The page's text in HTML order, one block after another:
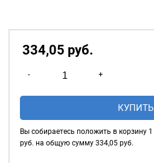
334,05 руб.
-
товара
Трансфер-
6мм,
в
+
КУПИТЬ
Вы собираетесь положить в корзину 1
руб. на общую сумму 334,05руб.